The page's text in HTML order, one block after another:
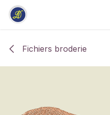
Se rendre au contenu
Fichiers broderie